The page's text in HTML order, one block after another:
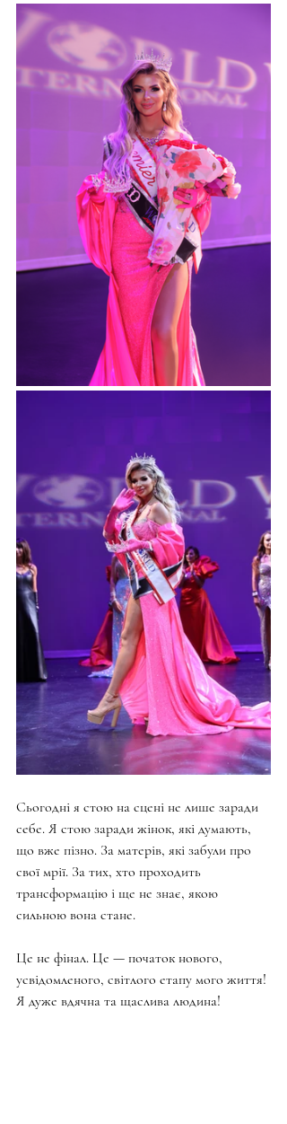
Сьогодні я стою на сцені не лише заради
себе. Я стою заради жінок, які думають,
що вже пізно. За матерів, які забули про
свої мрії. За тих, хто проходить
трансформацію і ще не знає, якою
сильною вона стане.
Це не фінал. Це — початок нового,
усвідомленого, світлого етапу мого життя!
Я дуже вдячна та щаслива людина!